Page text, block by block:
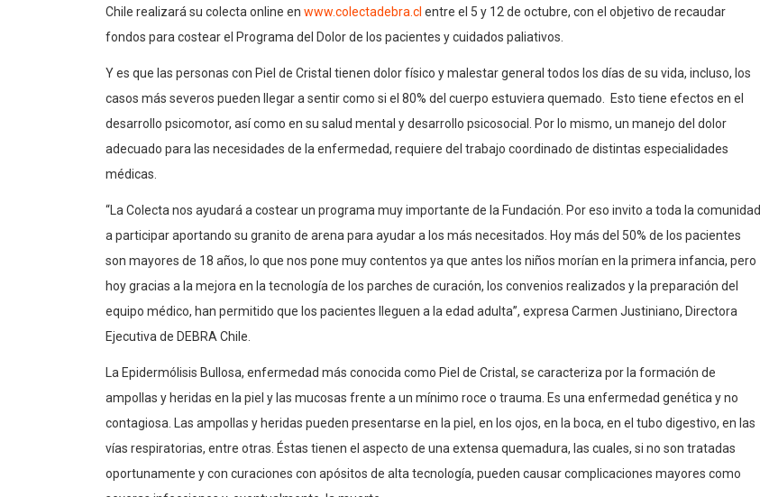
Chile realizará su colecta online en www.colectadebra.cl entre el 5 y 12 de octubre, con el objetivo de recaudar
fondos para costear el Programa del Dolor de los pacientes y cuidados paliativos.
Y es que las personas con Piel de Cristal tienen dolor físico y malestar general todos los días de su vida, incluso, los
casos más severos pueden llegar a sentir como si el 80% del cuerpo estuviera quemado. Esto tiene efectos en el
desarrollo psicomotor, así como en su salud mental y desarrollo psicosocial. Por lo mismo, un manejo del dolor
adecuado para las necesidades de la enfermedad, requiere del trabajo coordinado de distintas especialidades
médicas.
“La Colecta nos ayudará a costear un programa muy importante de la Fundación. Por eso invito a toda la comunidad
a participar aportando su granito de arena para ayudar a los más necesitados. Hoy más del 50% de los pacientes
son mayores de 18 años, lo que nos pone muy contentos ya que antes los niños morían en la primera infancia, pero
hoy gracias a la mejora en la tecnología de los parches de curación, los convenios realizados y la preparación del
equipo médico, han permitido que los pacientes lleguen a la edad adulta”, expresa Carmen Justiniano, Directora
Ejecutiva de DEBRA Chile.
La Epidermólisis Bullosa, enfermedad más conocida como Piel de Cristal, se caracteriza por la formación de
ampollas y heridas en la piel y las mucosas frente a un mínimo roce o trauma. Es una enfermedad genética y no
contagiosa. Las ampollas y heridas pueden presentarse en la piel, en los ojos, en la boca, en el tubo digestivo, en las
vías respiratorias, entre otras. Éstas tienen el aspecto de una extensa quemadura, las cuales, si no son tratadas
oportunamente y con curaciones con apósitos de alta tecnología, pueden causar complicaciones mayores como